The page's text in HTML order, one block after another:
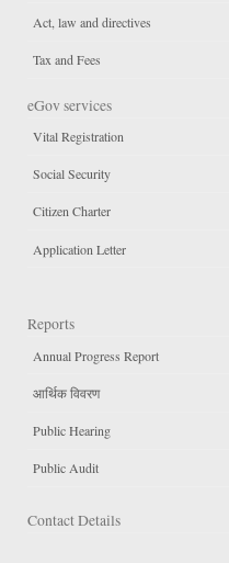
Act, law and directives
Tax and Fees
eGov services
Vital Registration
Social Security
Citizen Charter
Application Letter
Reports
Annual Progress Report
आर्थिक विवरण
Public Hearing
Public Audit
Contact Details